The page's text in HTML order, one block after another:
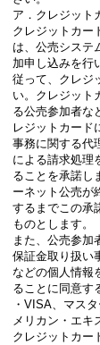
ア．クレジット
クレジットカー
は、公売システ
加申し込みを行
従って、クレジ
い。クレジット
る公売参加者な
レジットカード
事務に関する代
による請求処理
ることを承諾し
ーネット公売が
するまでこの承
ものとします。
また、公売参加
保証金取り扱い
などの個人情報
ることに同意す
・VISA、マス
メリカン・エキ
クレジットカー